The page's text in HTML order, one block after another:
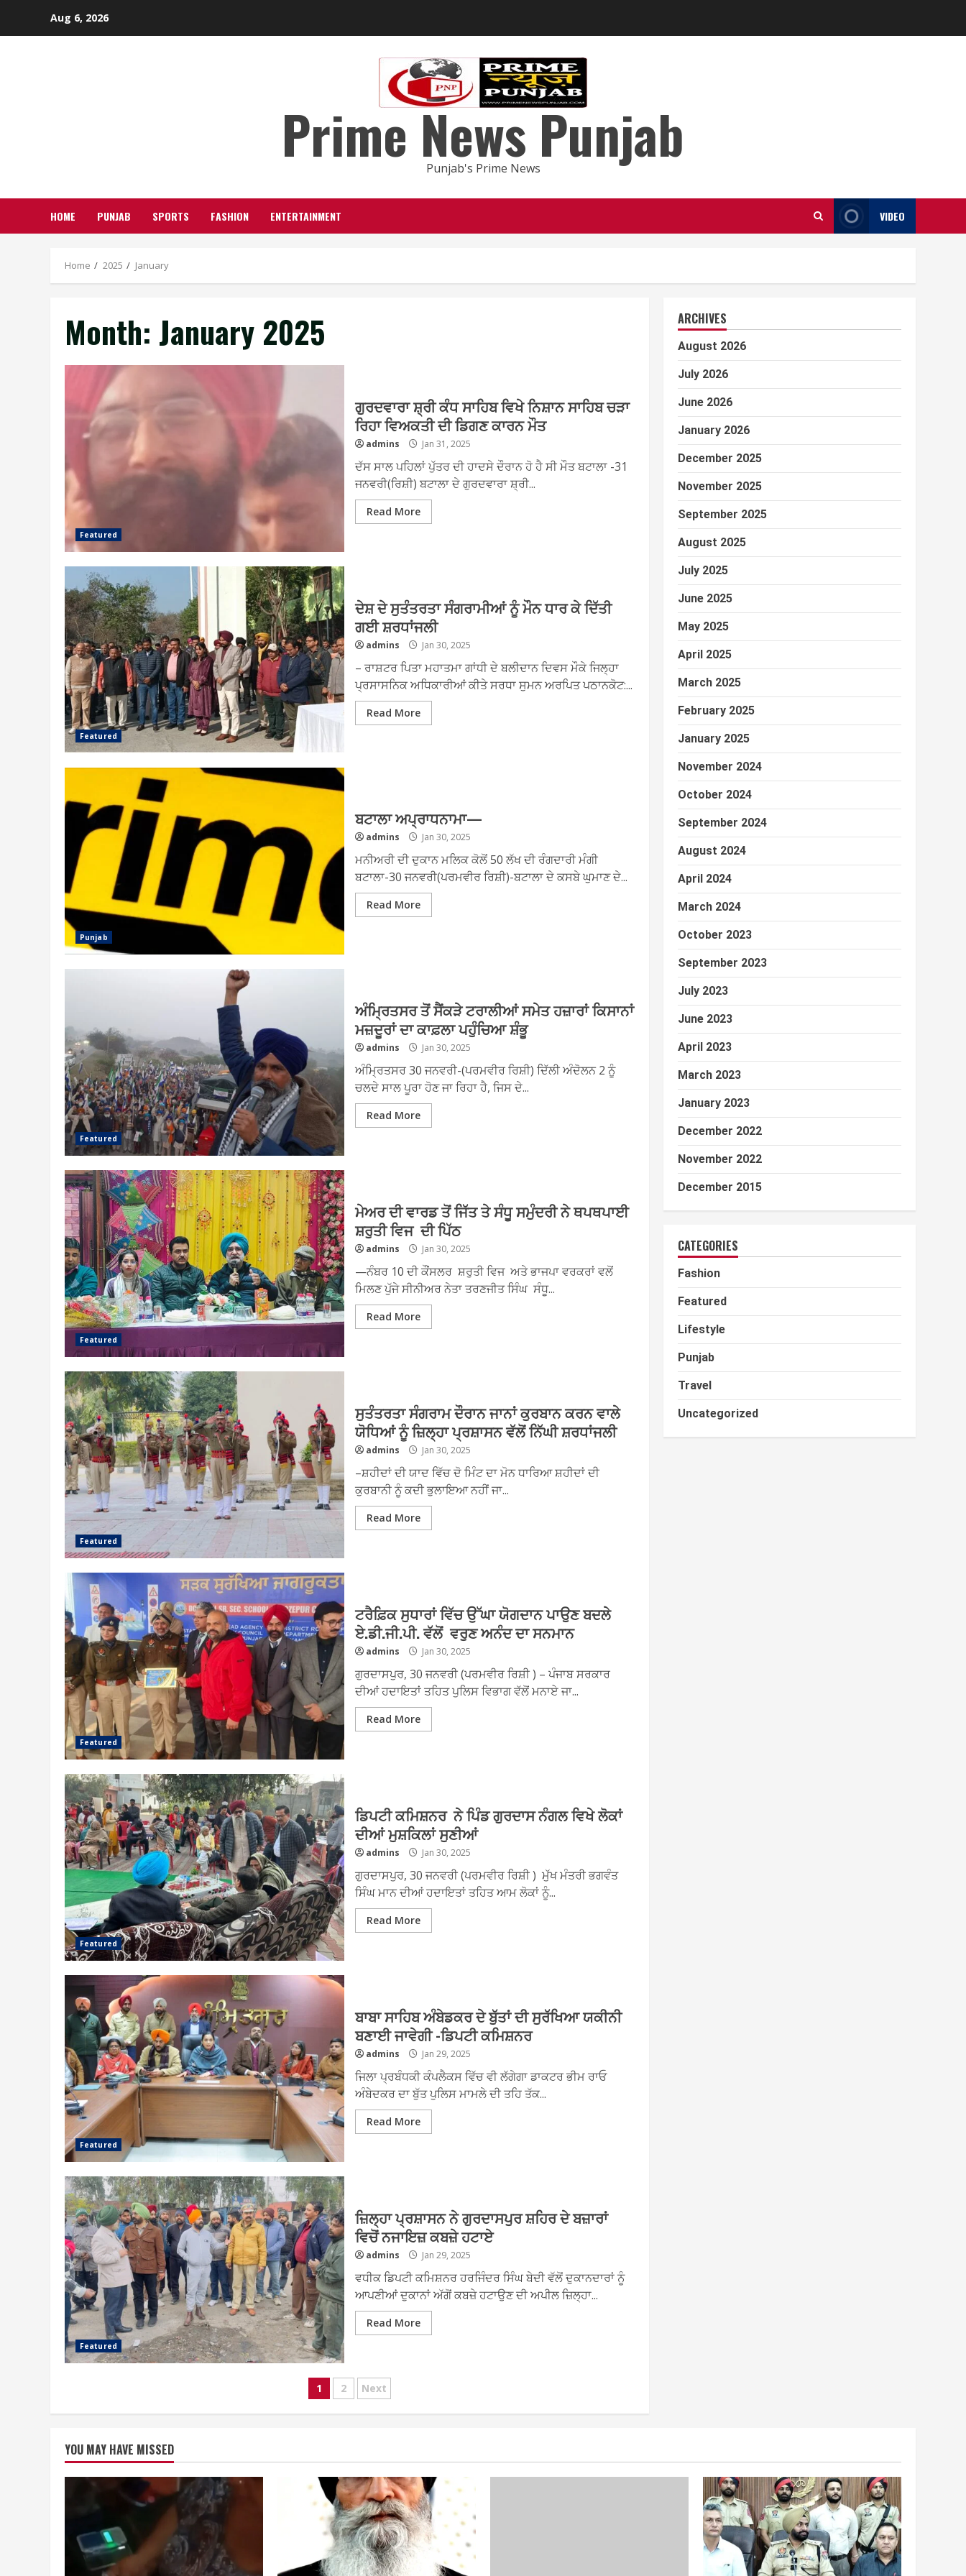
Aug 6, 2026
Prime News Punjab
Punjab's Prime News
HOME PUNJAB SPORTS FASHION ENTERTAINMENT VIDEO
Home 2025 January
Month: January 2025
Featured
ਗੁਰਦਵਾਰਾ ਸ਼੍ਰੀ ਕੰਧ ਸਾਹਿਬ ਵਿਖੇ ਨਿਸ਼ਾਨ ਸਾਹਿਬ ਚੜਾ
ਰਿਹਾ ਵਿਅਕਤੀ ਦੀ ਡਿਗਣ ਕਾਰਨ ਮੌਤ
admins Jan 31, 2025
ਦੱਸ ਸਾਲ ਪਹਿਲਾਂ ਪੁੱਤਰ ਦੀ ਹਾਦਸੇ ਦੌਰਾਨ ਹੋ ਹੈ ਸੀ ਮੌਤ ਬਟਾਲਾ -31
ਜਨਵਰੀ(ਰਿਸ਼ੀ) ਬਟਾਲਾ ਦੇ ਗੁਰਦਵਾਰਾ ਸ਼੍ਰੀ...
Read More
Featured
ਦੇਸ਼ ਦੇ ਸੁਤੰਤਰਤਾ ਸੰਗਰਾਮੀਆਂ ਨੂੰ ਮੌਨ ਧਾਰ ਕੇ ਦਿੱਤੀ
ਗਈ ਸ਼ਰਧਾਂਜਲੀ
admins Jan 30, 2025
– ਰਾਸ਼ਟਰ ਪਿਤਾ ਮਹਾਤਮਾ ਗਾਂਧੀ ਦੇ ਬਲੀਦਾਨ ਦਿਵਸ ਮੌਕੇ ਜਿਲ੍ਹਾ
ਪ੍ਰਸਾਸਨਿਕ ਅਧਿਕਾਰੀਆਂ ਕੀਤੇ ਸਰਧਾ ਸੁਮਨ ਅਰਪਿਤ ਪਠਾਨਕੋਟ:...
Read More
Punjab
ਬਟਾਲਾ ਅਪ੍ਰਾਧਨਾਮਾ—
admins Jan 30, 2025
ਮਨੀਅਰੀ ਦੀ ਦੁਕਾਨ ਮਲਿਕ ਕੋਲੋਂ 50 ਲੱਖ ਦੀ ਰੰਗਦਾਰੀ ਮੰਗੀ
ਬਟਾਲਾ-30 ਜਨਵਰੀ(ਪਰਮਵੀਰ ਰਿਸ਼ੀ)-ਬਟਾਲਾ ਦੇ ਕਸਬੇ ਘੁਮਾਣ ਦੇ...
Read More
Featured
ਅੰਮ੍ਰਿਤਸਰ ਤੋਂ ਸੈਂਕੜੇ ਟਰਾਲੀਆਂ ਸਮੇਤ ਹਜ਼ਾਰਾਂ ਕਿਸਾਨਾਂ
ਮਜ਼ਦੂਰਾਂ ਦਾ ਕਾਫ਼ਲਾ ਪਹੁੰਚਿਆ ਸ਼ੰਭੂ
admins Jan 30, 2025
ਅੰਮ੍ਰਿਤਸਰ 30 ਜਨਵਰੀ-(ਪਰਮਵੀਰ ਰਿਸ਼ੀ) ਦਿੱਲੀ ਅੰਦੋਲਨ 2 ਨੂੰ
ਚਲਦੇ ਸਾਲ ਪੂਰਾ ਹੋਣ ਜਾ ਰਿਹਾ ਹੈ, ਜਿਸ ਦੇ...
Read More
Featured
ਮੇਅਰ ਦੀ ਵਾਰਡ ਤੋਂ ਜਿੱਤ ਤੇ ਸੰਧੂ ਸਮੁੰਦਰੀ ਨੇ ਥਪਥਪਾਈ
ਸ਼ਰੁਤੀ ਵਿਜ ਦੀ ਪਿੱਠ
admins Jan 30, 2025
—ਨੰਬਰ 10 ਦੀ ਕੌਂਸਲਰ ਸ਼ਰੁਤੀ ਵਿਜ ਅਤੇ ਭਾਜਪਾ ਵਰਕਰਾਂ ਵਲੋਂ
ਮਿਲਣ ਪੁੱਜੇ ਸੀਨੀਅਰ ਨੇਤਾ ਤਰਣਜੀਤ ਸਿੰਘ ਸੰਧੂ...
Read More
Featured
ਸੁਤੰਤਰਤਾ ਸੰਗਰਾਮ ਦੌਰਾਨ ਜਾਨਾਂ ਕੁਰਬਾਨ ਕਰਨ ਵਾਲੇ
ਯੋਧਿਆਂ ਨੂੰ ਜ਼ਿਲ੍ਹਾ ਪ੍ਰਸ਼ਾਸਨ ਵੱਲੋਂ ਨਿੱਘੀ ਸ਼ਰਧਾਂਜਲੀ
admins Jan 30, 2025
–ਸ਼ਹੀਦਾਂ ਦੀ ਯਾਦ ਵਿੱਚ ਦੋ ਮਿੰਟ ਦਾ ਮੋਨ ਧਾਰਿਆ ਸ਼ਹੀਦਾਂ ਦੀ
ਕੁਰਬਾਨੀ ਨੂੰ ਕਦੀ ਭੁਲਾਇਆ ਨਹੀਂ ਜਾ...
Read More
Featured
ਟਰੈਫ਼ਿਕ ਸੁਧਾਰਾਂ ਵਿੱਚ ਉੱਘਾ ਯੋਗਦਾਨ ਪਾਉਣ ਬਦਲੇ
ਏ.ਡੀ.ਜੀ.ਪੀ. ਵੱਲੋਂ ਵਰੁਣ ਅਨੰਦ ਦਾ ਸਨਮਾਨ
admins Jan 30, 2025
ਗੁਰਦਾਸਪੁਰ, 30 ਜਨਵਰੀ (ਪਰਮਵੀਰ ਰਿਸ਼ੀ ) – ਪੰਜਾਬ ਸਰਕਾਰ
ਦੀਆਂ ਹਦਾਇਤਾਂ ਤਹਿਤ ਪੁਲਿਸ ਵਿਭਾਗ ਵੱਲੋਂ ਮਨਾਏ ਜਾ...
Read More
Featured
ਡਿਪਟੀ ਕਮਿਸ਼ਨਰ ਨੇ ਪਿੰਡ ਗੁਰਦਾਸ ਨੰਗਲ ਵਿਖੇ ਲੋਕਾਂ
ਦੀਆਂ ਮੁਸ਼ਕਿਲਾਂ ਸੁਣੀਆਂ
admins Jan 30, 2025
ਗੁਰਦਾਸਪੁਰ, 30 ਜਨਵਰੀ (ਪਰਮਵੀਰ ਰਿਸ਼ੀ ) ਮੁੱਖ ਮੰਤਰੀ ਭਗਵੰਤ
ਸਿੰਘ ਮਾਨ ਦੀਆਂ ਹਦਾਇਤਾਂ ਤਹਿਤ ਆਮ ਲੋਕਾਂ ਨੂੰ...
Read More
Featured
ਬਾਬਾ ਸਾਹਿਬ ਅੰਬੇਡਕਰ ਦੇ ਬੁੱਤਾਂ ਦੀ ਸੁਰੱਖਿਆ ਯਕੀਨੀ
ਬਣਾਈ ਜਾਵੇਗੀ -ਡਿਪਟੀ ਕਮਿਸ਼ਨਰ
admins Jan 29, 2025
ਜਿਲਾ ਪ੍ਰਬੰਧਕੀ ਕੰਪਲੈਕਸ ਵਿੱਚ ਵੀ ਲੱਗੇਗਾ ਡਾਕਟਰ ਭੀਮ ਰਾਓ
ਅੰਬੇਦਕਰ ਦਾ ਬੁੱਤ ਪੁਲਿਸ ਮਾਮਲੇ ਦੀ ਤਹਿ ਤੱਕ...
Read More
Featured
ਜ਼ਿਲ੍ਹਾ ਪ੍ਰਸ਼ਾਸਨ ਨੇ ਗੁਰਦਾਸਪੁਰ ਸ਼ਹਿਰ ਦੇ ਬਜ਼ਾਰਾਂ
ਵਿਚੋਂ ਨਜਾਇਜ਼ ਕਬਜ਼ੇ ਹਟਾਏ
admins Jan 29, 2025
ਵਧੀਕ ਡਿਪਟੀ ਕਮਿਸ਼ਨਰ ਹਰਜਿੰਦਰ ਸਿੰਘ ਬੇਦੀ ਵੱਲੋਂ ਦੁਕਾਨਦਾਰਾਂ ਨੂੰ
ਆਪਣੀਆਂ ਦੁਕਾਨਾਂ ਅੱਗੋਂ ਕਬਜ਼ੇ ਹਟਾਉਣ ਦੀ ਅਪੀਲ ਜ਼ਿਲ੍ਹਾ...
Read More
Posts
pagination
1 2 Next
ARCHIVES
August 2026
July 2026
June 2026
January 2026
December 2025
November 2025
September 2025
August 2025
July 2025
June 2025
May 2025
April 2025
March 2025
February 2025
January 2025
November 2024
October 2024
September 2024
August 2024
April 2024
March 2024
October 2023
September 2023
July 2023
June 2023
April 2023
March 2023
January 2023
December 2022
November 2022
December 2015
CATEGORIES
Fashion
Featured
Lifestyle
Punjab
Travel
Uncategorized
YOU MAY HAVE MISSED